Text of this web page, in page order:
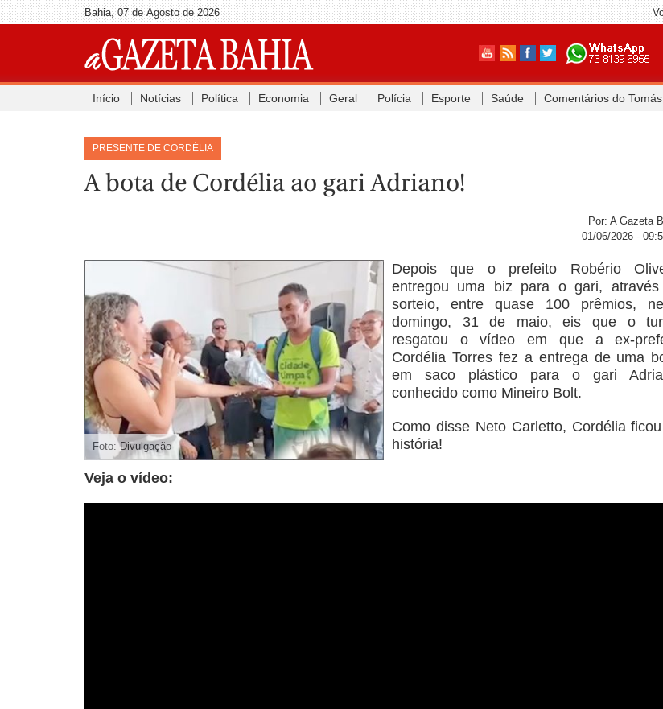
Bahia, 07 de Agosto de 2026
Início Notícias Política Economia Geral Polícia Esporte Saúde Comentários do Tomás
PRESENTE DE CORDÉLIA
A bota de Cordélia ao gari Adriano!
Por: A Gazeta
01/06/2026 -
Foto: Divulgação
Depois que o prefeito Robério
entregou uma biz para o gari,
sorteio, entre quase 100 prêmios,
domingo, 31 de maio, eis que o
resgatou o vídeo em que a ex-
Cordélia Torres fez a entrega de uma
em saco plástico para o gari
conhecido como Mineiro Bolt.
Como disse Neto Carletto, Cordélia
história!
Veja o vídeo: